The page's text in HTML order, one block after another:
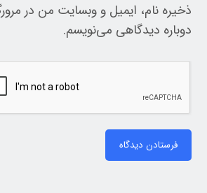
ذخیره نام، ایمیل و وبسایت من در
دوباره دیدگاهی می‌نویسم.
فرستادن دیدگاه